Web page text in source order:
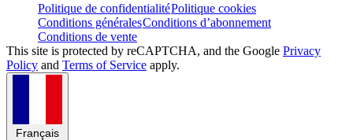
Politique de confidentialitéPolitique cookies
Conditions généralesConditions d’abonnement
Conditions de vente
This site is protected by reCAPTCHA, and the Google Privacy
Policy and Terms of Service apply.
Français